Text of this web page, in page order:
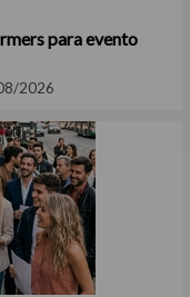
para evento
2026